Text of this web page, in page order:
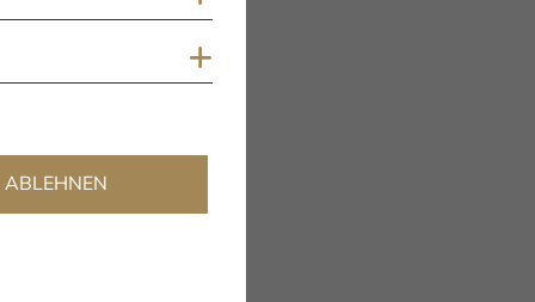
silber),
Glas
ABLEHNEN